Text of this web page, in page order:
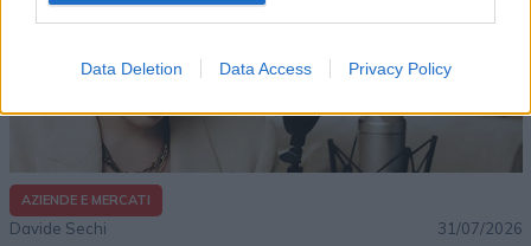
Data Deletion Data Access Privacy Policy
AZIENDE E MERCATI
Davide Sechi 31/07/2026